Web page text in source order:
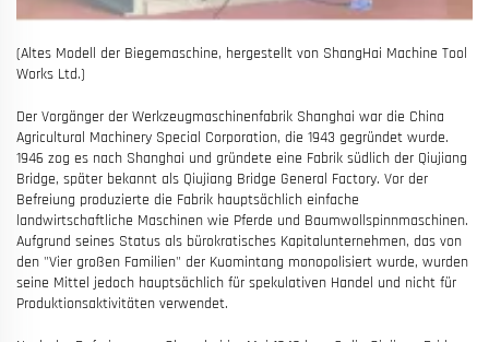
(Altes Modell der Biegemaschine, hergestellt von ShangHai Machine Tool
Works Ltd.)
Der Vorgänger der Werkzeugmaschinenfabrik Shanghai war die China
Agricultural Machinery Special Corporation, die 1943 gegründet wurde.
1946 zog es nach Shanghai und gründete eine Fabrik südlich der Qiujiang
Bridge, später bekannt als Qiujiang Bridge General Factory. Vor der
Befreiung produzierte die Fabrik hauptsächlich einfache
landwirtschaftliche Maschinen wie Pferde und Baumwollspinnmaschinen.
Aufgrund seines Status als bürokratisches Kapitalunternehmen, das von
den "Vier großen Familien" der Kuomintang monopolisiert wurde, wurden
seine Mittel jedoch hauptsächlich für spekulativen Handel und nicht für
Produktionsaktivitäten verwendet.